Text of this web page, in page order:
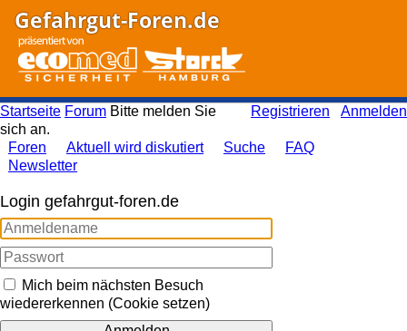
Gefahrgut-Foren.de
Registrieren Anmelden
Startseite Forum Bitte melden Sie
sich an.
Foren
Aktuell wird diskutiert Suche
FAQ
Newsletter
Login gefahrgut-foren.de
Mich beim nächsten Besuch
wiedererkennen (Cookie setzen)